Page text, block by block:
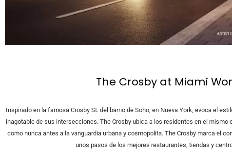
The Crosby at Miami
Inspirado en la famosa Crosby St. del barrio de Soho, en Nueva York, evoca el
inagotable de sus intersecciones. The Crosby ubica a los residentes en el mismo
como nunca antes a la vanguardia urbana y cosmopolita. The Crosby marca el
unos pasos de los mejores restaurantes, tiendas y